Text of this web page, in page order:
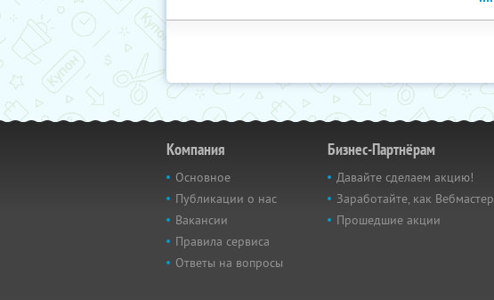
Компания
Основное
Публикации о нас
Вакансии
Правила сервиса
Ответы на вопросы
Бизнес-Партнёрам
Давайте сделаем акцию!
Заработайте, как Вебмастер
Прошедшие акции